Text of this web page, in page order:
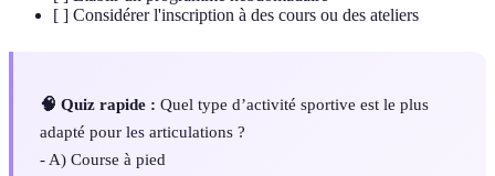
[ ] Considérer l'inscription à des cours ou des ateliers
🧠 Quiz rapide : Quel type d’activité sportive est le plus
adapté pour les articulations ?
- A) Course à pied